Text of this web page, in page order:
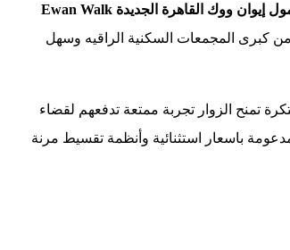
مول إيوان ووك القاهرة الجديدة Ewan Walk
كبرى المجمعات السكنية الراقيه وسهل
تمنح الزوار تجربة ممتعة تدفعهم لقضاء
باسعار استثنائية وأنظمة تقسيط مرنة